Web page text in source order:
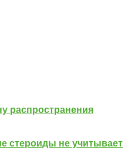
распространения
стероиды не учитывает